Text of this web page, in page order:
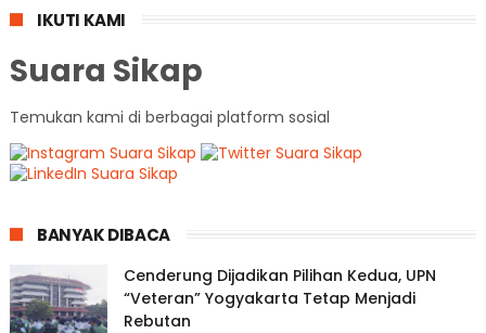
IKUTI KAMI
Suara Sikap
Temukan kami di berbagai platform sosial
BANYAK DIBACA
Cenderung Dijadikan Pilihan Kedua, UPN
“Veteran” Yogyakarta Tetap Menjadi
Rebutan